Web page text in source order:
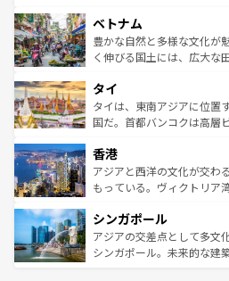
参照してほしい。
容にもいいと評判のスイー
が味わえる。 なお、
照してほしい。
き、地方に足を延ばせば四
できる。そして、キムチや
まで、さまざまな韓国料理
リティに包まれながら、韓
わってみて
覧を参照してほしい。
ベトナム
豊かな自然と多様な文化が
く伸びる国土には、広大な
急速な発展と共に伝統が息
ーチミン市のフランス統治
醸し出している。また、バ
とつ。フォーやバインミー
ひ現地で味わいたい。どの
が旅行者を迎えてくれるの
参照してほしい。
タイ
タイは、東南アジアに位置
国だ。首都バンコクは高層
の活気が交差している。北
帯で自然と触れ合い、南部
いビーチでリゾート気分を
激する。気候は一年中温暖
が待っている。親しみやす
た文化、そして多様な観光
香港
アジアと西洋の文化が交わ
もっている。ヴィクトリア
み、どこを訪れても感動す
ており、効率よく見どころ
うな絶景から文化的な体験
シンガポール
アジアの交差点として多文
シンガポール。未来的な建